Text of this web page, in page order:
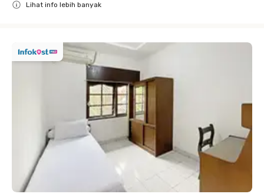
Lihat info lebih banyak